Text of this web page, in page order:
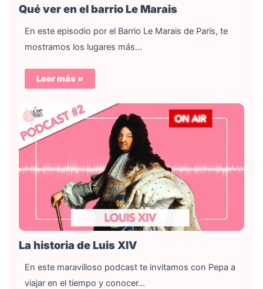
Qué ver en el barrio Le Marais
En este episodio por el Barrio Le Marais de París, te
mostramos los lugares más…
Leer más »
La historia de Luis XIV
En este maravilloso podcast te invitamos con Pepa a
viajar en el tiempo y conocer…